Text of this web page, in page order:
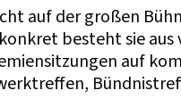
auf der großen
besteht sie
auf